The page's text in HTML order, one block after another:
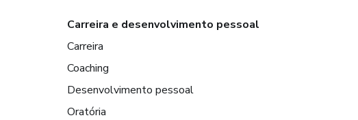
Carreira e desenvolvimento pessoal
Carreira
Coaching
Desenvolvimento pessoal
Oratória